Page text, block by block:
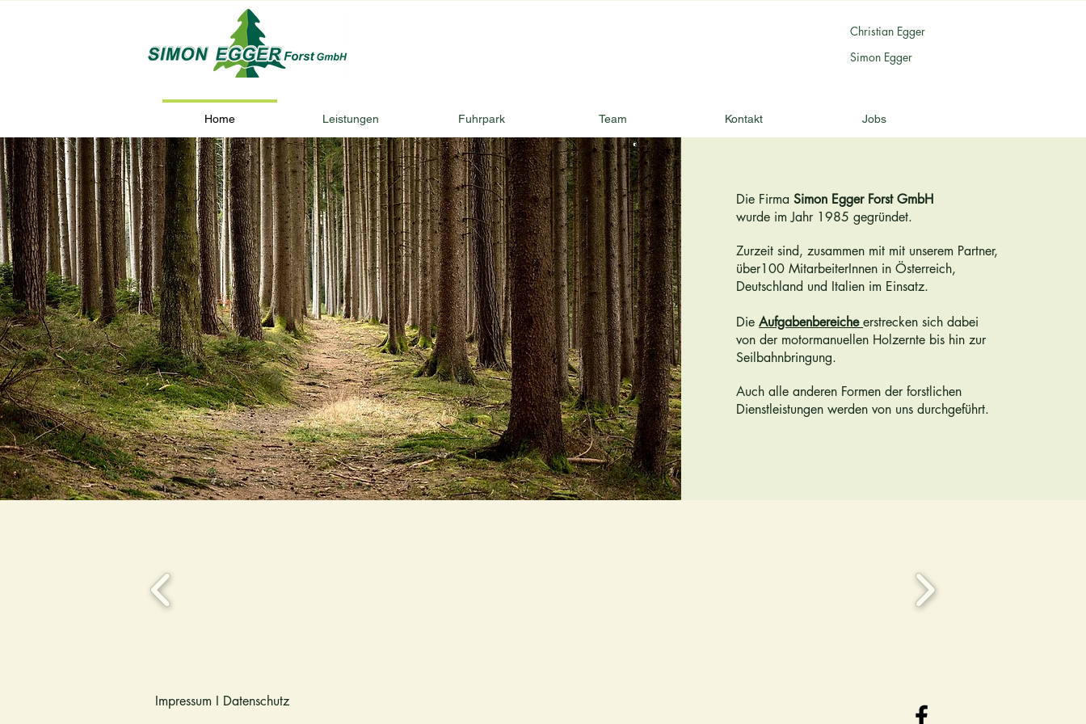
Christian Egger
Simon Egger
Home Leistungen Fuhrpark Team Kontakt Jobs
Über uns
Die FirmaSimon Egger Forst GmbH
wurde im Jahr 1985 gegründet.
Zurzeit sind, zusammen mit mit unserem Partner,
über100 MitarbeiterInnen in Österreich,
Deutschland und Italien im Einsatz.
DieAufgabenbereicheerstrecken sich dabei
von der motormanuellen Holzernte bis hin zur
Seilbahnbringung.
Auch alle anderen Formen der forstlichen
Dienstleistungen werden von uns durchgeführt.
Impressum I Datenschutz